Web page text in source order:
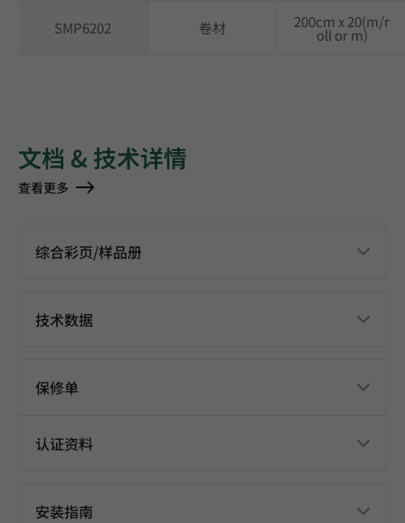
SMP6202 卷材 200cm x 20(m/r
oll or m)
文档 & 技术详情
查看更多
综合彩页/样品册
技术数据
保修单
认证资料
安装指南